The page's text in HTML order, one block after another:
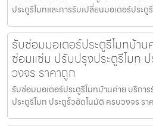
ประตูรีโมทและการรับเปลี่ยนมอเตอร์ประตู
รับซ่อมมอเตอร์ประตูรีโมทบ้า
ซ่อมแซ่ม ปรับปรุงประตูรีโมท
วงจร ราคาถูก
รับซ่อมมอเตอร์ประตูรีโมทบ้านค่าย บริก
ประตูรีโมท ประตูรั้วอัตโนมัติ ครบวงจร ร